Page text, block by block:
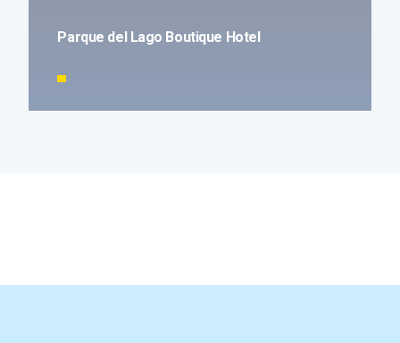
Parque del Lago Boutique Hotel